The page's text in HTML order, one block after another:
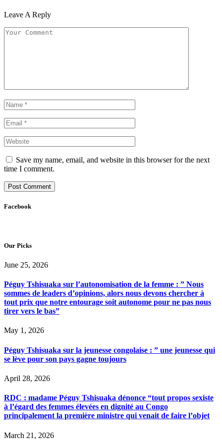
Leave A Reply
Save my name, email, and website in this browser for the next
time I comment.
Facebook
Our Picks
June 25, 2026
Péguy Tshisuaka sur l’autonomisation de la femme : ” Nous
sommes de leaders d’opinions, alors nous devons chercher à
tout prix que notre entourage soit autonome pour ne pas nous
tirer vers le bas”
May 1, 2026
Péguy Tshisuaka sur la jeunesse congolaise : ” une jeunesse qui
se lève pour son pays gagne toujours
April 28, 2026
RDC : madame Péguy Tshisuaka dénonce “tout propos sexiste
à l’égard des femmes élevées en dignité au Congo
principalement la première ministre qui venait de faire l’objet
March 21, 2026